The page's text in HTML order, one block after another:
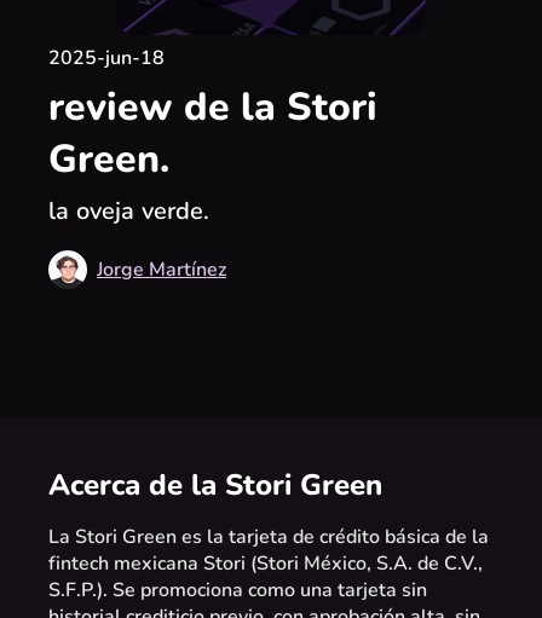
2025-jun-18
review de la Stori
Green.
la oveja verde.
Jorge Martínez
Acerca de la Stori Green
La Stori Green es la tarjeta de crédito básica de la
fintech mexicana Stori (Stori México, S.A. de C.V.,
S.F.P.). Se promociona como una tarjeta sin